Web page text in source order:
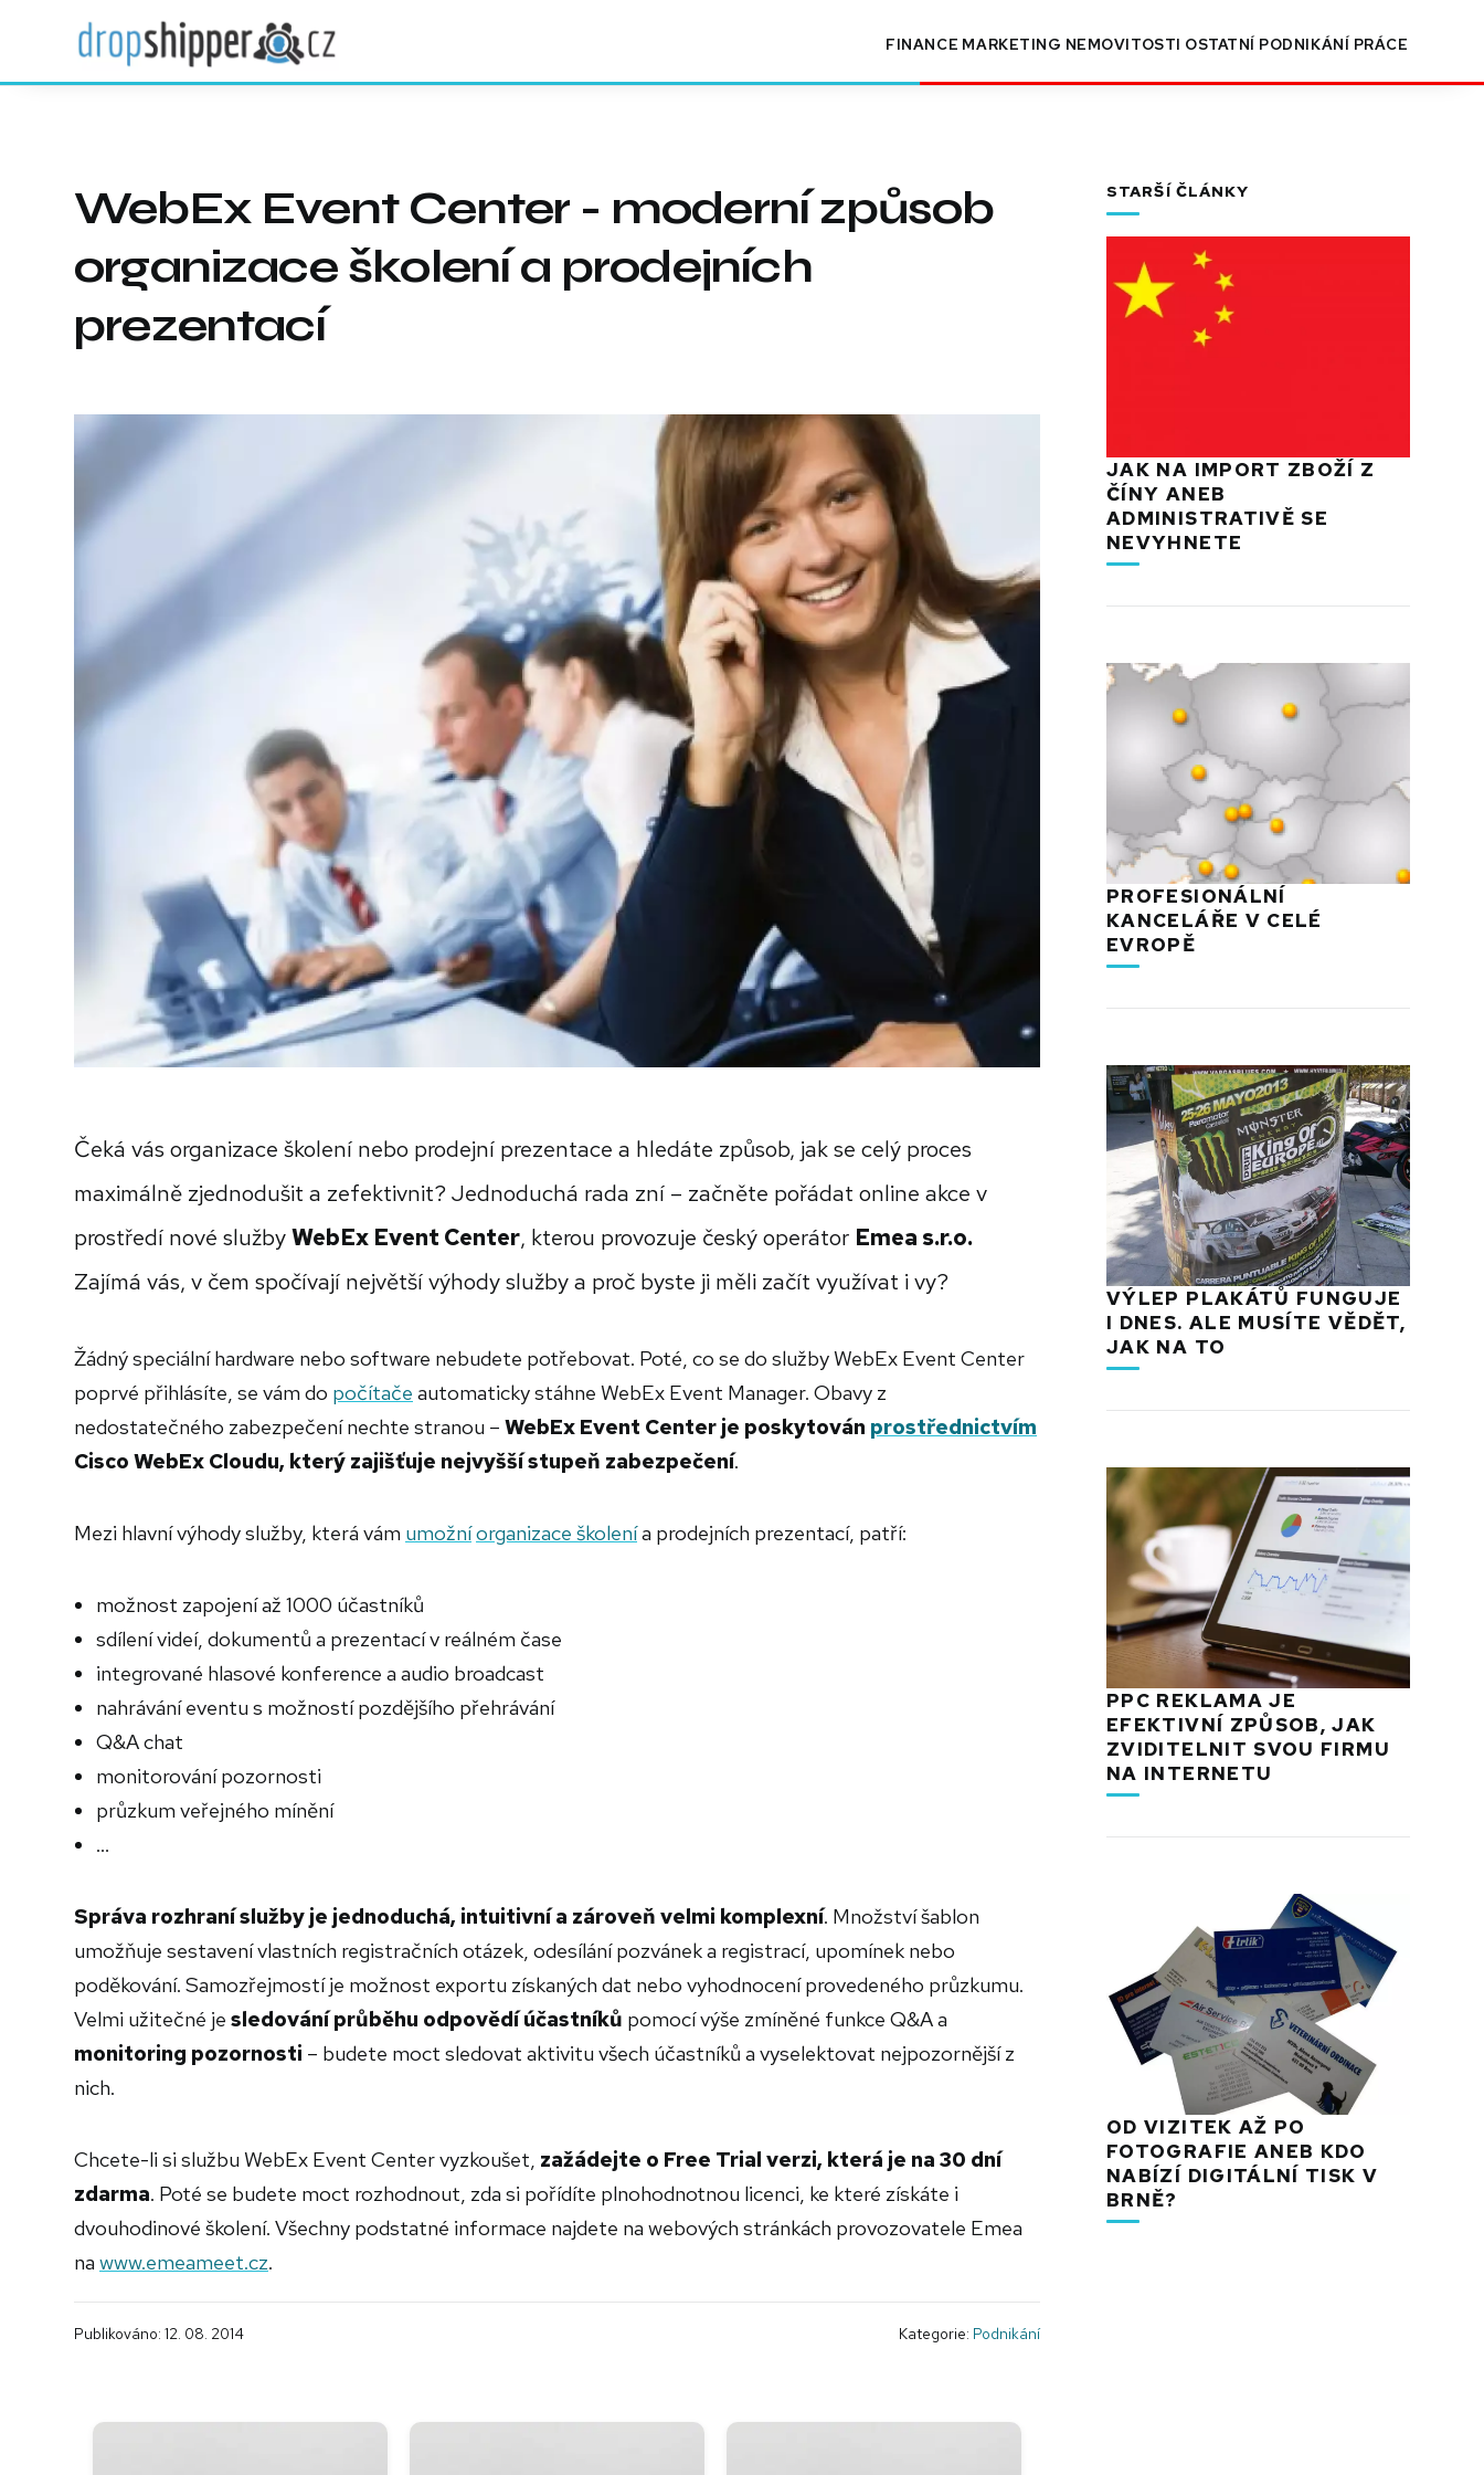
FINANCE MARKETING NEMOVITOSTI OSTATNÍ PODNIKÁNÍ PRÁCE
WebEx Event Center - moderní způsob
organizace školení a prodejních
prezentací
Čeká vás organizace školení nebo prodejní prezentace a hledáte způsob, jak se celý proces
maximálně zjednodušit a zefektivnit? Jednoduchá rada zní – začněte pořádat online akce v
prostředí nové službyWebEx Event Center, kterou provozuje český operátor Emea s.r.o.
Zajímá vás, v čem spočívají největší výhody služby a proč byste ji měli začít využívat i vy?
Žádný speciální hardware nebo software nebudete potřebovat. Poté, co se do služby WebEx Event Center
poprvé přihlásíte, se vám do počítače automaticky stáhne WebEx Event Manager. Obavy z
nedostatečného zabezpečení nechte stranou – WebEx Event Center je poskytován prostřednictvím
Cisco WebEx Cloudu, který zajišťuje nejvyšší stupeň zabezpečení.
Mezi hlavní výhody služby, která vám umožníorganizace školenía prodejních prezentací, patří:
možnost zapojení až 1000 účastníků
sdílení videí, dokumentů a prezentací v reálném čase
integrované hlasové konference a audio broadcast
nahrávání eventu s možností pozdějšího přehrávání
Q&A chat
monitorování pozornosti
průzkum veřejného mínění
…
Správa rozhraní služby je jednoduchá, intuitivní a zároveň velmi komplexní. Množství šablon
umožňuje sestavení vlastních registračních otázek, odesílání pozvánek a registrací, upomínek nebo
poděkování. Samozřejmostí je možnost exportu získaných dat nebo vyhodnocení provedeného průzkumu.
Velmi užitečné je sledování průběhu odpovědí účastníků pomocí výše zmíněné funkce Q&A a
monitoring pozornosti – budete moct sledovat aktivitu všech účastníků a vyselektovat nejpozornější z
nich.
Chcete-li si službu WebEx Event Center vyzkoušet, zažádejte o Free Trial verzi, která je na 30 dní
zdarma. Poté se budete moct rozhodnout, zda si pořídíte plnohodnotnou licenci, ke které získáte i
dvouhodinové školení. Všechny podstatné informace najdete na webových stránkách provozovatele Emea
na www.emeameet.cz.
Publikováno: 12. 08. 2014 Kategorie: Podnikání
STARŠÍ ČLÁNKY
JAK NA IMPORT ZBOŽÍ Z
ČÍNY ANEB
ADMINISTRATIVĚ SE
NEVYHNETE
PROFESIONÁLNÍ
KANCELÁŘE V CELÉ
EVROPĚ
VÝLEP PLAKÁTŮ FUNGUJE
I DNES. ALE MUSÍTE VĚDĚT,
JAK NA TO
PPC REKLAMA JE
EFEKTIVNÍ ZPŮSOB, JAK
ZVIDITELNIT SVOU FIRMU
NA INTERNETU
OD VIZITEK AŽ PO
FOTOGRAFIE ANEB KDO
NABÍZÍ DIGITÁLNÍ TISK V
BRNĚ?